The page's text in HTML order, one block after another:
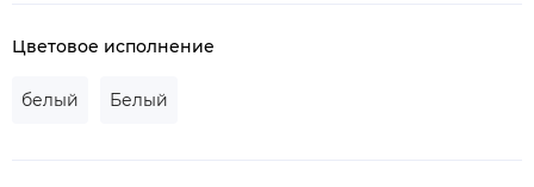
Цветовое исполнение
белый Белый